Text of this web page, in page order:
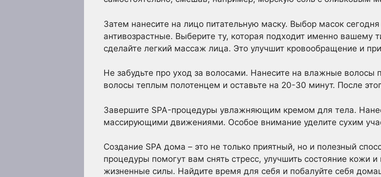
Затем нанесите на лицо питательную маску. Выбор масок
антивозрастные. Выберите ту, которая подходит именно вашему
сделайте легкий массаж лица. Это улучшит кровообращение и
Не забудьте про уход за волосами. Нанесите на влажные волосы
волосы теплым полотенцем и оставьте на 20-30 минут. После
Завершите SPA-процедуры увлажняющим кремом для тела.
массирующими движениями. Особое внимание уделите сухим
Создание SPA дома – это не только приятный, но и полезный
процедуры помогут вам снять стресс, улучшить состояние кожи
жизненные силы. Найдите время для себя и побалуйте себя